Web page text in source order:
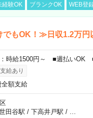
経験OK ブランクOK WEB登
もOK！≫日収1.2万円
時給1500円～ ■週払いOK
給あり
額支給
田谷駅 / 下高井戸駅 /